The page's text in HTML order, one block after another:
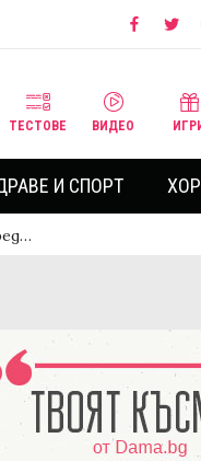
ТЕСТОВЕ ВИДЕО
И СПОРТ